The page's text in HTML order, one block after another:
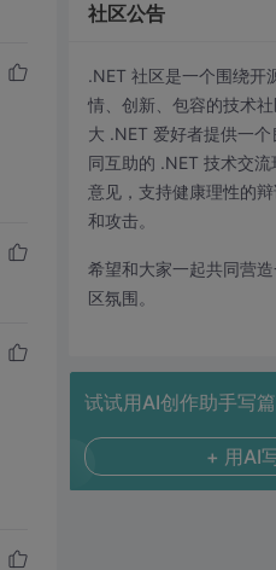
社区公告
.NET 社区是一个围绕开
情、创新、包容的技术
大 .NET 爱好者提供一
同互助的 .NET 技术交
意见，支持健康理性的
和攻击。
希望和大家一起共同营
区氛围。
试试用AI创作助手写
+ 用AI